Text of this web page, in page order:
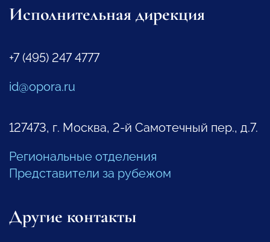
Исполнительная дирекция
+7 (495) 247 4777
id@opora.ru
127473, г. Москва, 2-й Самотечный пер., д.7.
Региональные отделения
Представители за рубежом
Другие контакты